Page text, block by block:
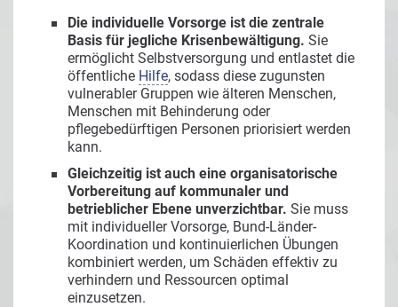
Die individuelle Vorsorge ist die zentrale
Basis für jegliche Krisenbewältigung. Sie
ermöglicht Selbstversorgung und entlastet die
öffentliche Hilfe, sodass diese zugunsten
vulnerabler Gruppen wie älteren Menschen,
Menschen mit Behinderung oder
pflegebedürftigen Personen priorisiert werden
kann.
Gleichzeitig ist auch eine organisatorische
Vorbereitung auf kommunaler und
betrieblicher Ebene unverzichtbar. Sie muss
mit individueller Vorsorge, Bund-Länder-
Koordination und kontinuierlichen Übungen
kombiniert werden, um Schäden effektiv zu
verhindern und Ressourcen optimal
einzusetzen.